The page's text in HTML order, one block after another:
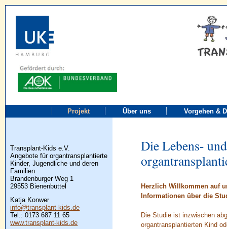
Projekt Über uns Vorgehen &
Transplant-Kids e.V.
Angebote für organtransplantierte
Kinder, Jugendliche und deren
Familien
Brandenburger Weg 1
29553 Bienenbüttel
Katja Konwer
info@transplant-kids.de
Tel.: 0173 687 11 65
www.transplant-kids.de
Die Lebens-
Herzlich Willkommen auf
Informationen über die
Die Studie ist inzwischen
organtransplantierten Kind